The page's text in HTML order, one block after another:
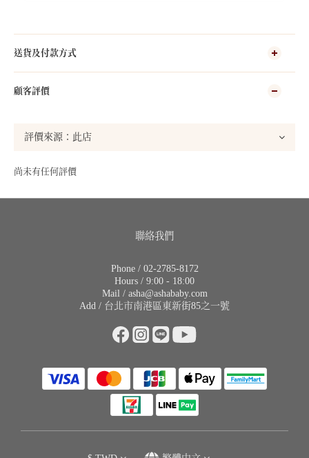
送貨及付款方式
顧客評價
尚未有任何評價
聯絡我們
Phone / 02-2785-8172
Hours / 9:00 - 18:00
Mail / asha@ashababy.com
Add / 台北市南港區東新街85之一號